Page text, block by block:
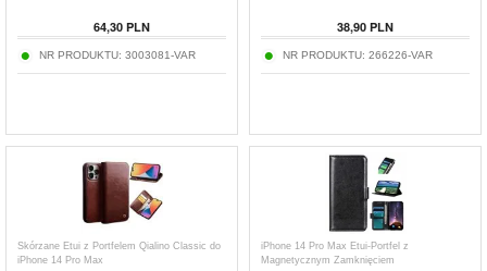
64,30 PLN
NR PRODUKTU: 3003081-VAR
38,90 PLN
NR PRODUKTU: 266226-VAR
Skórzane Etui z Portfelem Qialino Classic do
iPhone 14 Pro Max
iPhone 14 Pro Max Etui-Portfel z
Magnetycznym Zamknięciem